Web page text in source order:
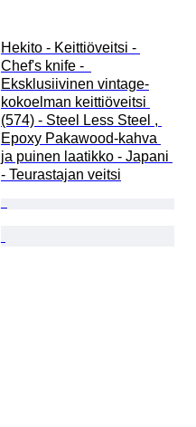
Hekito - Keittiöveitsi -
Chef's knife -
Eksklusiivinen vintage-
kokoelman keittiöveitsi
(574) - Steel Less Steel ,
Epoxy Pakawood-kahva
ja puinen laatikko - Japani
- Teurastajan veitsi